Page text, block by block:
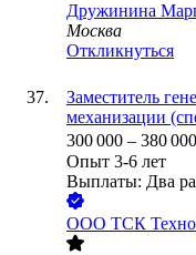
Дружинина
Москва
Откликнуться
Заместитель
механизации
300 000 – 380 000
Опыт 3-6 лет
Выплаты: Два
ООО ТСК